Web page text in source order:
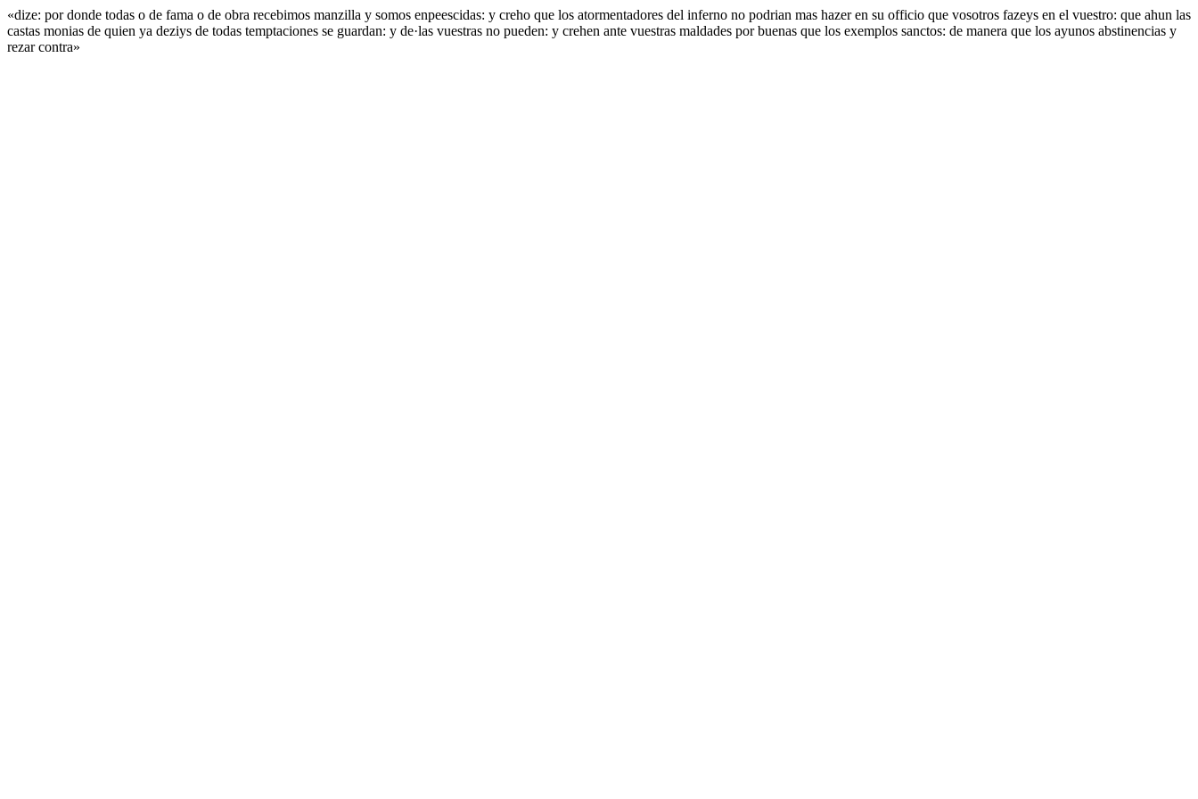
«dize: por donde todas o de fama o de obra recebimos manzilla y somos enpeescidas: y creho que los atormentadores del inferno no podrian mas hazer en su officio que vosotros fazeys en el vuestro: que ahun las
castas monias de quien ya deziys de todas temptaciones se guardan: y de·las vuestras no pueden: y crehen ante vuestras maldades por buenas que los exemplos sanctos: de manera que los ayunos abstinencias y
rezar contra»